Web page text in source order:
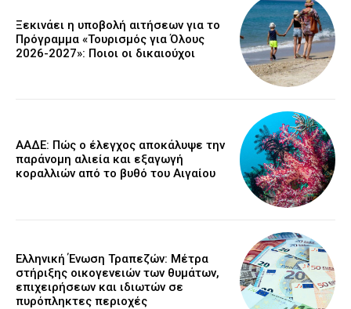
Ξεκινάει η υποβολή αιτήσεων για το
Πρόγραμμα «Τουρισμός για Όλους
2026-2027»: Ποιοι οι δικαιούχοι
ΑΑΔΕ: Πώς ο έλεγχος αποκάλυψε την
παράνομη αλιεία και εξαγωγή
κοραλλιών από το βυθό του Αιγαίου
Ελληνική Ένωση Τραπεζών: Μέτρα
στήριξης οικογενειών των θυμάτων,
επιχειρήσεων και ιδιωτών σε
πυρόπληκτες περιοχές